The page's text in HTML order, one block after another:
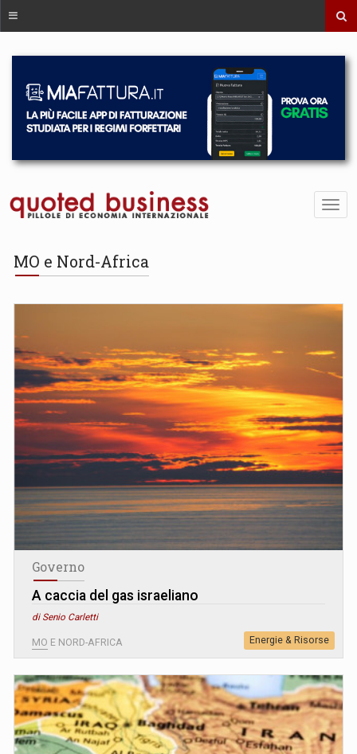
MO e Nord-Africa
Governo
A caccia del gas israeliano
di Senio Carletti
MO E NORD-AFRICA Energie & Risorse